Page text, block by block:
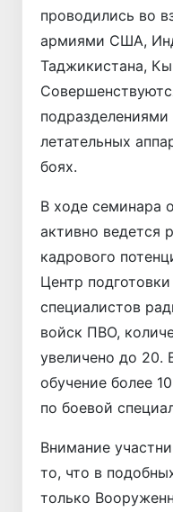
проводились во
армиями США,
Таджикистана,
летательных
боях.
В ходе семинара
активно ведется
кадрового
Центр
специалистов
войск ПВО,
увеличено до 20.
обучение более
по боевой
Внимание
то, что в
только